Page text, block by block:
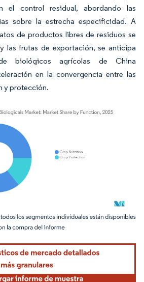
el control residual, abordando las
sobre la estrecha especificidad. A
de productos libres de residuos se
las frutas de exportación, se anticipa
biológicos agrícolas de China
en la convergencia entre las
y protección.
El uso requiere atribución según CC BY 4.0.